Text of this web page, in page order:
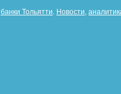
банки Тольятти Новости